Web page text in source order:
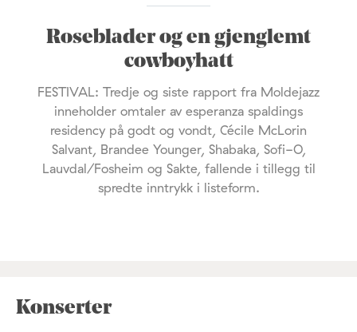
Roseblader og en gjenglemt
cowboyhatt
FESTIVAL: Tredje og siste rapport fra Moldejazz
inneholder omtaler av esperanza spaldings
residency på godt og vondt, Cécile McLorin
Salvant, Brandee Younger, Shabaka, Sofi-O,
Lauvdal/Fosheim og Sakte, fallende i tillegg til
spredte inntrykk i listeform.
Konserter